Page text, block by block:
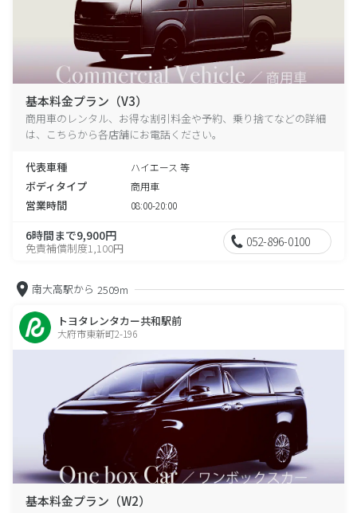
基本料金プラン（V3）
商用車のレンタル、お得な割引料金や予約、乗り捨てなどの詳細
は、こちらから各店舗にお電話ください。
代表車種 ハイエース 等
ボディタイプ 商用車
営業時間 08:00-20:00
6時間まで9,900円
免責補償制度1,100円 052-896-0100
南大高駅から 2509m
トヨタレンタカー共和駅前
大府市東新町2-196
基本料金プラン（W2）